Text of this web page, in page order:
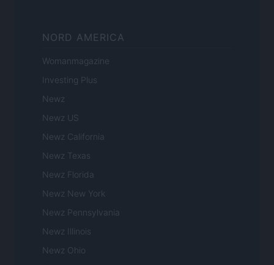
NORD AMERICA
Womanmagazine
Investing Plus
Newz
Newz US
Newz California
Newz Texas
Newz Florida
Newz New York
Newz Pennsylvania
Newz Illinois
Newz Ohio